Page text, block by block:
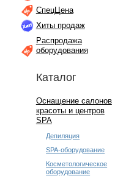
СпецЦена
Хиты продаж
Распродажа
оборудования
Каталог
Оснащение салонов
красоты и центров
SPA
Депиляция
SPA-оборудование
Косметологическое
оборудование